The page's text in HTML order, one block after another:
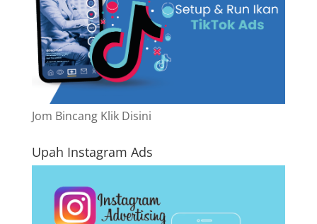
Jom Bincang Klik Disini
Upah Instagram Ads